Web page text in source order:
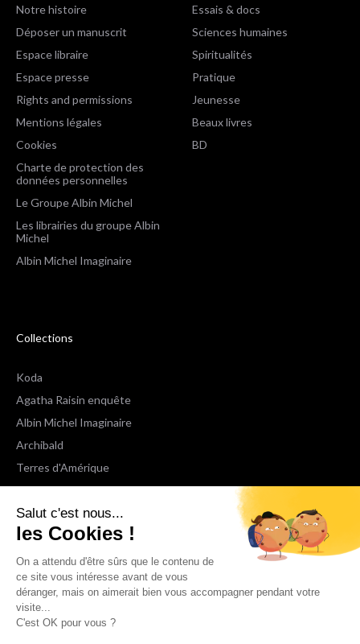
Salut c'est nous...
les Cookies !
On a attendu d'être sûrs que le contenu de
ce site vous intéresse avant de vous
déranger, mais on aimerait bien vous accompagner pendant votre
visite...
C'est OK pour vous ?
Notre histoire
Déposer un manuscrit
Espace libraire
Espace presse
Rights and permissions
Mentions légales
Cookies
Charte de protection des
données personnelles
Le Groupe Albin Michel
Les librairies du groupe Albin
Michel
Albin Michel Imaginaire
Essais & docs
Sciences humaines
Spiritualités
Pratique
Jeunesse
Beaux livres
BD
Collections
Koda
Agatha Raisin enquête
Albin Michel Imaginaire
Archibald
Terres d'Amérique
Espaces Libres Poche
NOX
Wiz
Voir toutes les collections
Nous suivre